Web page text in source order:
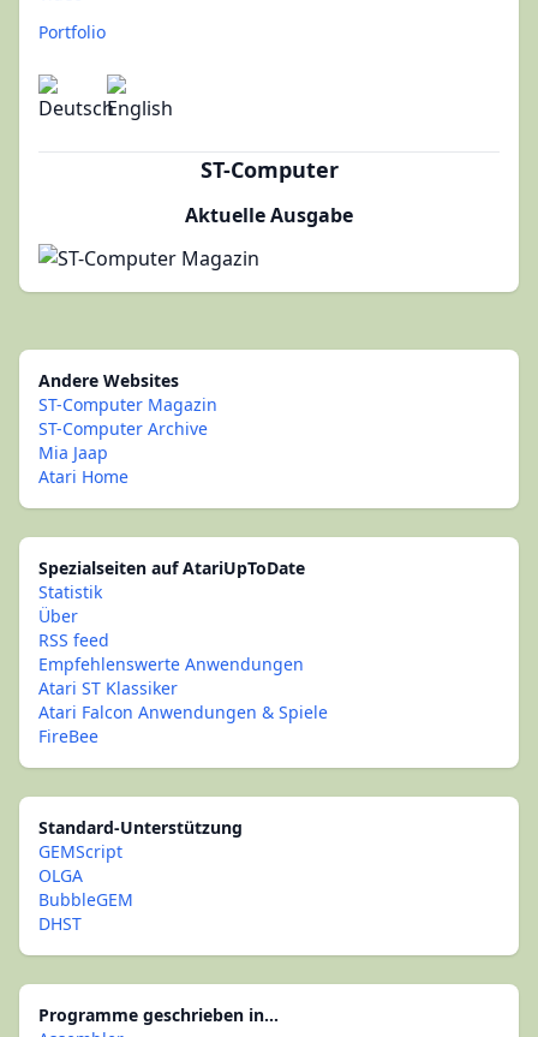
Portfolio
ST-Computer
Aktuelle Ausgabe
Andere Websites
ST-Computer Magazin
ST-Computer Archive
Mia Jaap
Atari Home
Spezialseiten auf AtariUpToDate
Statistik
Über
RSS feed
Empfehlenswerte Anwendungen
Atari ST Klassiker
Atari Falcon Anwendungen & Spiele
FireBee
Standard-Unterstützung
GEMScript
OLGA
BubbleGEM
DHST
Programme geschrieben in...